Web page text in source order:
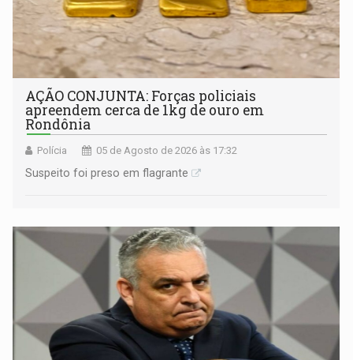
AÇÃO CONJUNTA: Forças policiais
apreendem cerca de 1kg de ouro em
Rondônia
Polícia 05 de Agosto de 2026 às 17:32
Suspeito foi preso em flagrante